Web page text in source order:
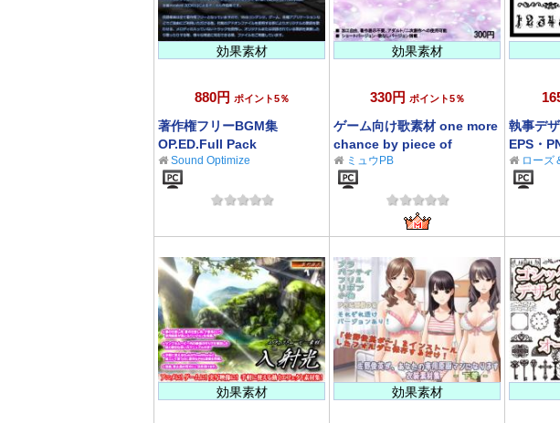
効果素材
880円 ポイント5％
著作権フリーBGM集
OP.ED.Full Pack
Sound Optimize
効果素材
330円 ポイント5％
ゲーム向け歌素材 one more
chance by piece of
elements
ミュウPB
執事デ
EPS・
ローズ
効果素材 効果素材